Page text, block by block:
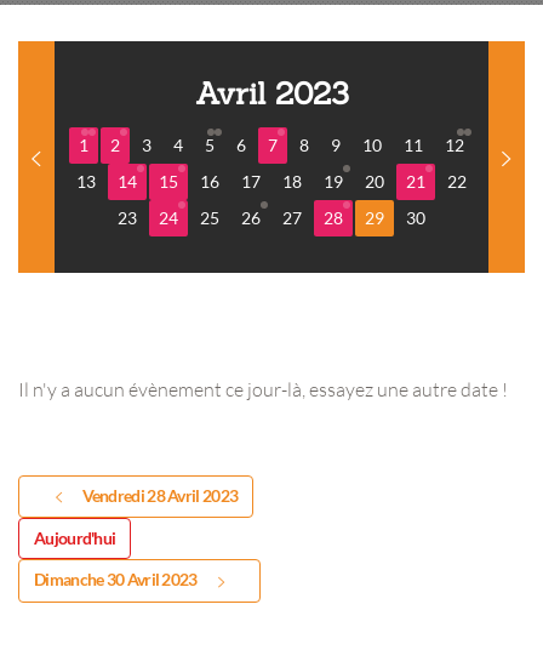
Avril 2023
1 2 3 4 5 6 7 8 9 10 11
12
13
14 15 16 17 18 19 20 21
22
23
24 25 26 27 28 29 30
Il n'y a aucun évènement ce jour-là, essayez une autre date !
Vendredi 28 Avril 2023
Aujourd'hui
Dimanche 30 Avril 2023